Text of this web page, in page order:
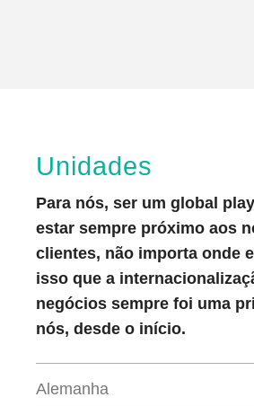
Unidades
Para nós, ser um global
estar sempre próximo aos
clientes, não importa onde
isso que a
negócios sempre foi uma
nós, desde o início.
Alemanha